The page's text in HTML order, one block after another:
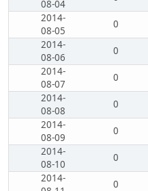
08-04
2014-
08-05
0
2014-
08-06
0
2014-
08-07
0
2014-
08-08
0
2014-
08-09
0
2014-
08-10
0
2014-
0